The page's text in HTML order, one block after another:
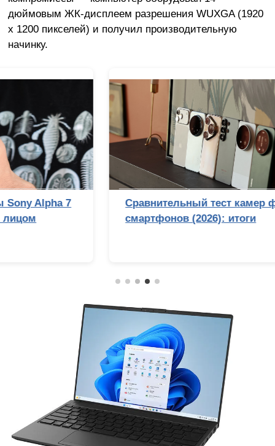
дюймовым ЖК-дисплеем разрешения WUXGA (1920
x 1200 пикселей) и получил производительную
начинку.
Сравнительный тест камер флагманских
смартфонов (2026): итоги